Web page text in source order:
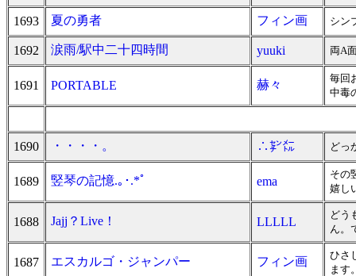
1693 夏の勇者 フィン画 シン
1692 涙雨/駅中二十四時間 yuuki 両A
1691 PORTABLE 赫々
毎回
中毒
1690 ・・・・。 ∴㌢㍍ どっ
1689 竪琴の記憶.｡･.*ﾟ ema
その
嬉し
1688 Jajj？Live！ LLLLL
どう
ん。
1687 エスカルゴ・ジャンパー フィン画
ひさ
ます